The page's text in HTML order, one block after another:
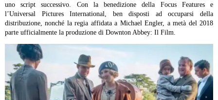
uno script successivo. Con la benedizione della Focus Features e
l’Universal Pictures International, ben disposti ad occuparsi della
distribuzione, nonché la regia affidata a Michael Engler, a metà del 2018
parte ufficialmente la produzione di Downton Abbey: Il Film.